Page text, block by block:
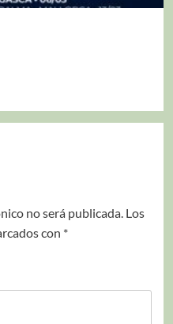
no será publicada. Los
con *